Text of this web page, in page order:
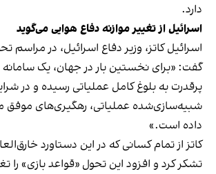
دارد.
اسرائیل از تغییر موازنه دفاع هوایی می‌گوید
اسرائیل کاتز، وزیر دفاع اسرائیل، در مراسم
گفت: «برای نخستین بار در جهان، یک سامانه
پرقدرت به بلوغ کامل عملیاتی رسیده و در
شبیه‌سازی‌شده عملیاتی، رهگیری‌های موفق
داده است.»
کاتز از تمام کسانی که در این دستاورد
تشکر کرد و افزود این تحول «قواعد بازی» را